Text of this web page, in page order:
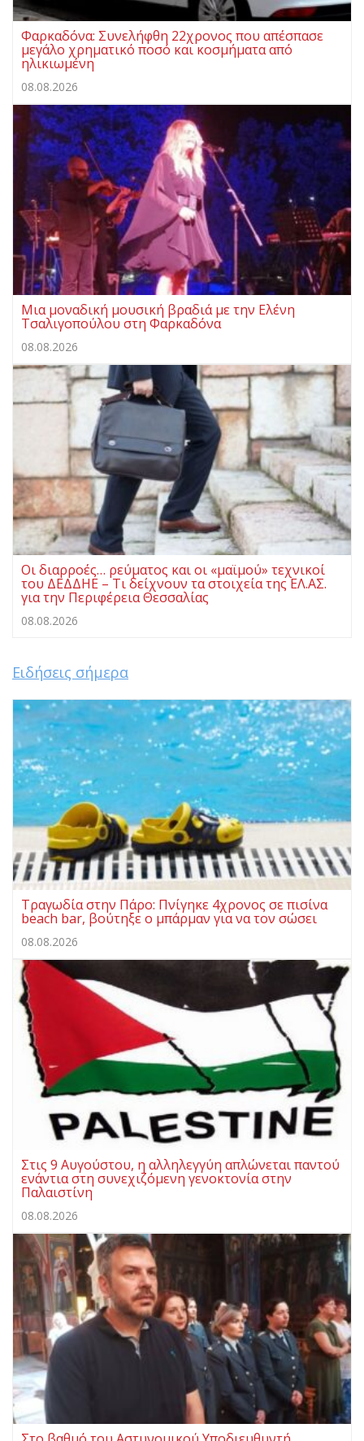
Φαρκαδόνα: Συνελήφθη 22χρονος που απέσπασε
μεγάλο χρηματικό ποσό και κοσμήματα από
ηλικιωμένη
08.08.2026
Μια μοναδική μουσική βραδιά με την Ελένη
Τσαλιγοπούλου στη Φαρκαδόνα
08.08.2026
Οι διαρροές… ρεύματος και οι «μαϊμού» τεχνικοί
του ΔΕΔΔΗΕ – Τι δείχνουν τα στοιχεία της ΕΛ.ΑΣ.
για την Περιφέρεια Θεσσαλίας
08.08.2026
Ειδήσεις σήμερα
Τραγωδία στην Πάρο: Πνίγηκε 4χρονος σε πισίνα
beach bar, βούτηξε ο μπάρμαν για να τον σώσει
08.08.2026
Στις 9 Αυγούστου, η αλληλεγγύη απλώνεται παντού
ενάντια στη συνεχιζόμενη γενοκτονία στην
Παλαιστίνη
08.08.2026